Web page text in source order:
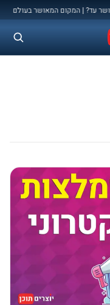
עד? | המקום המאושר בעולם